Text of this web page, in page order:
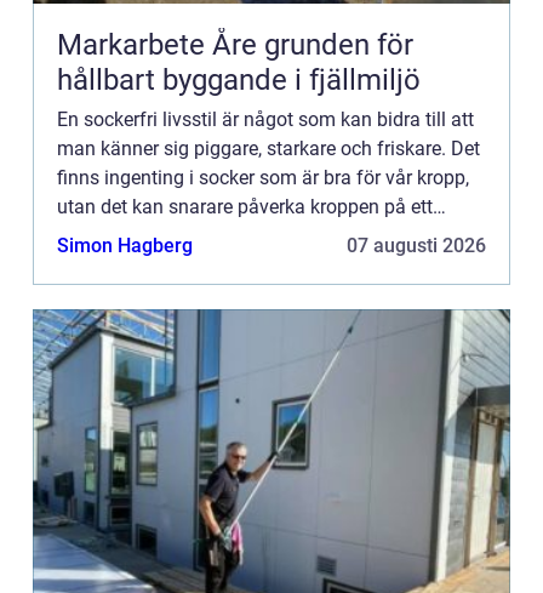
Markarbete Åre grunden för
hållbart byggande i fjällmiljö
En sockerfri livsstil är något som kan bidra till att
man känner sig piggare, starkare och friskare. Det
finns ingenting i socker som är bra för vår kropp,
utan det kan snarare påverka kroppen på ett
negati...
Simon Hagberg 07 augusti 2026